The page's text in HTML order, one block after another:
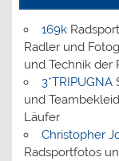
169k
Radler und
und Technik der
3*TRIPUGNA
und
Läufer
Christopher
Radsportfotos